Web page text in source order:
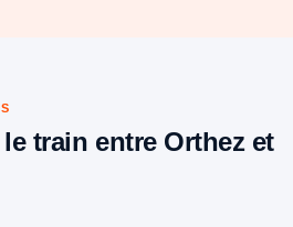
train entre Orthez et